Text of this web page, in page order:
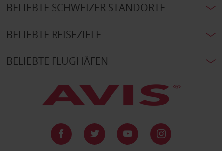
BELIEBTE SCHWEIZER STANDORTE
BELIEBTE REISEZIELE
BELIEBTE FLUGHÄFEN